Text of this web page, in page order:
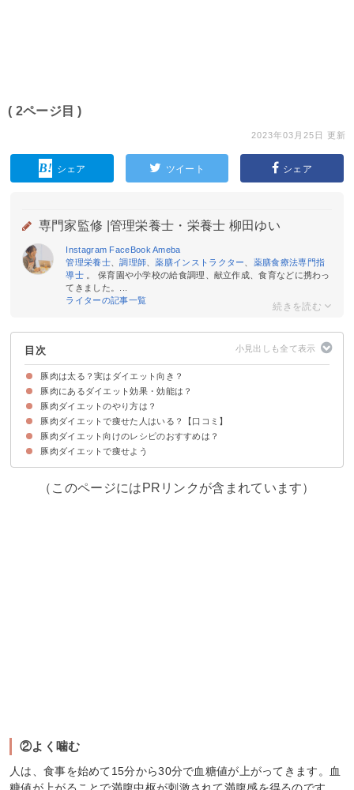
( 2ページ目 )
2023年03月25日 更新
シェア ツイート シェア
専門家監修 | 管理栄養士・栄養士 柳田ゆい
Instagram FaceBook Ameba
管理栄養士、調理師 、薬膳インストラクター
薬膳食療法専門指
導士 。 保育園や小学校の給食調理、献立作成、食育などに携わっ
てきました。...
ライターの記事一覧
目次
豚肉は太る？実はダイエット向き？
豚肉にあるダイエット効果・効能は？
①L－カルニチン｜脂肪燃焼効果
②ビタミンB1・B2｜糖質や脂質の代謝促進
③アラキドン酸｜満腹感があり食べ過ぎを防ぐ
豚肉ダイエットのやり方は？
①糖質・炭水化物を控える
②よく噛む
③部位はロース肉がおすすめ
④量制限はなくてOK
豚肉ダイエットで痩せた人はいる？【口コミ】
豚肉ダイエットで痩せた人の口コミ
豚肉ダイエットで痩せなかった人の口コミ
豚肉ダイエット向けのレシピのおすすめは？
①豚しゃぶサラダ
②豚キムチ
③ローストポーク
豚肉ダイエットで痩せよう
（このページにはPRリンクが含まれています）
②よく噛む
人は、食事を始めて15分から30分で血糖値が上がってきます。血